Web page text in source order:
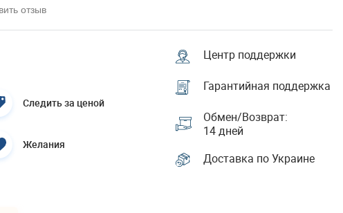
отзыв
Следить за ценой
Желания
Центр поддержки
Гарантийная поддержка
Обмен/Возврат:
14 дней
Доставка по Украине